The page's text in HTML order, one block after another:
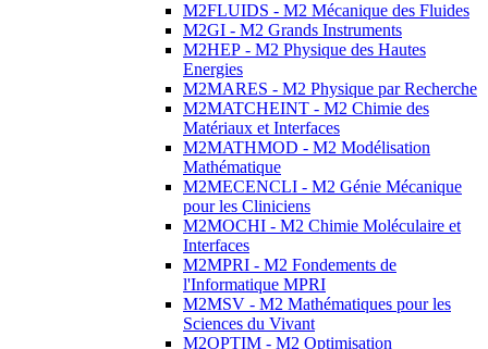
M2FLUIDS - M2 Mécanique des Fluides
M2GI - M2 Grands Instruments
M2HEP - M2 Physique des Hautes
Energies
M2MARES - M2 Physique par Recherche
M2MATCHEINT - M2 Chimie des
Matériaux et Interfaces
M2MATHMOD - M2 Modélisation
Mathématique
M2MECENCLI - M2 Génie Mécanique
pour les Cliniciens
M2MOCHI - M2 Chimie Moléculaire et
Interfaces
M2MPRI - M2 Fondements de
l'Informatique MPRI
M2MSV - M2 Mathématiques pour les
Sciences du Vivant
M2OPTIM - M2 Optimisation